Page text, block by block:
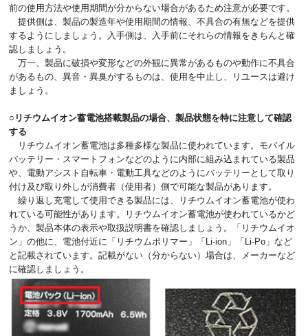
前の使用方法や使用期間が分からない場合があるため注意が必要です。
提供側は、製品の製造年や使用期間の情報、不具合の有無などを提供
するようにしましょう。入手側は、入手前にそれらの情報をきちんと確
認しましょう。
万一、製品に破損や変形などの外観に異常があるものや動作に不具合
があるもの、異音・異臭がするものは、使用を中止し、リユースは避け
ましょう。
○リチウムイオン蓄電池搭載製品の場合、製品状態を特に注意して確認
する
リチウムイオン蓄電池は多種多様な製品に使われています。モバイル
バッテリー・スマートフォンなどのように内部に組み込まれている製品
や、電動アシスト自転車・電動工具などのようにバッテリーとして取り
付け及び取り外しが消費者（使用者）側で可能な製品があります。
繰り返し充電して使用できる製品には、リチウムイオン蓄電池が使わ
れている可能性があります。リチウムイオン蓄電池が使われているかど
うか、製品本体の表示や取扱説明書を確認しましょう。「リチウムイオ
ン」の他に、電池付近に「リチウムポリマー」「Li-ion」「Li-Po」など
と記載されています。記載がない（分からない）場合は、メーカーなど
に確認しましょう。